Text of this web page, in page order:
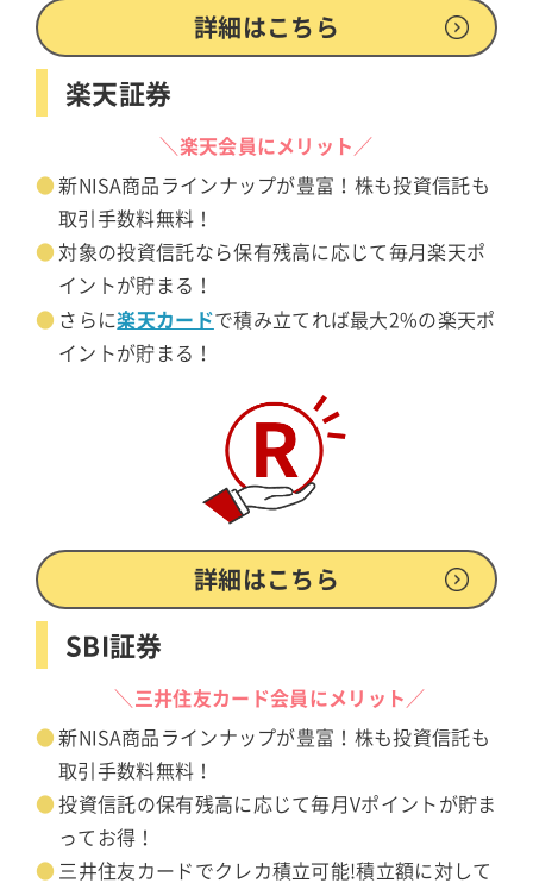
詳細はこちら
楽天証券
＼楽天会員にメリット／
新NISA商品ラインナップが豊富！株も投資信託も
取引手数料無料！
対象の投資信託なら保有残高に応じて毎月楽天ポ
イントが貯まる！
さらに楽天カードで積み立てれば最大2%の楽天ポ
イントが貯まる！
詳細はこちら
SBI証券
＼三井住友カード会員にメリット／
新NISA商品ラインナップが豊富！株も投資信託も
取引手数料無料！
投資信託の保有残高に応じて毎月Vポイントが貯ま
ってお得！
三井住友カードでクレカ積立可能!積立額に対して